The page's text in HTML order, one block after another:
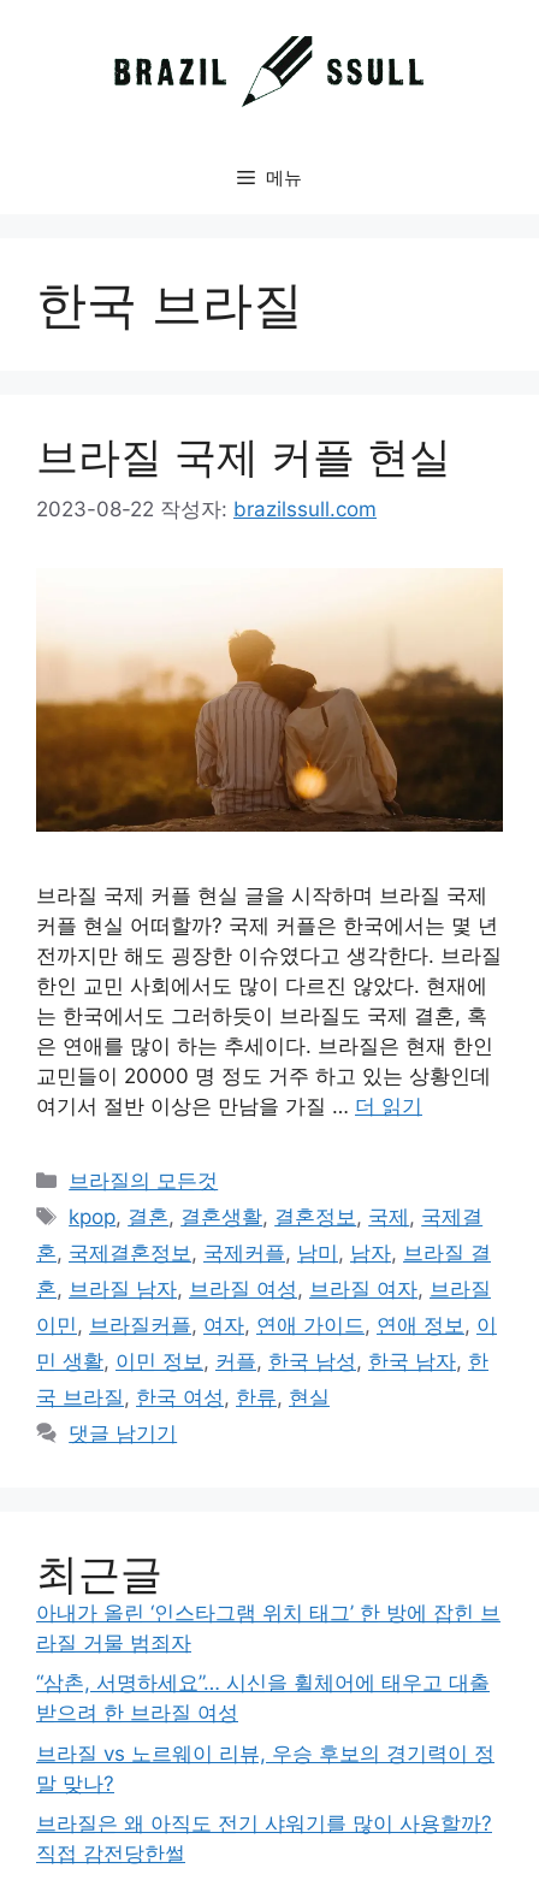
메뉴
한국 브라질
브라질 국제 커플 현실
2023-08-22 작성자: brazilssull.com
브라질 국제 커플 현실 글을 시작하며 브라질 국제
커플 현실 어떠할까? 국제 커플은 한국에서는 몇 년
전까지만 해도 굉장한 이슈였다고 생각한다. 브라질
한인 교민 사회에서도 많이 다르진 않았다. 현재에
는 한국에서도 그러하듯이 브라질도 국제 결혼, 혹
은 연애를 많이 하는 추세이다. 브라질은 현재 한인
교민들이 20000 명 정도 거주 하고 있는 상황인데
여기서 절반 이상은 만남을 가질 … 더 읽기
카
테
고
리
브라질의 모든것
태
그
kpop, 결혼, 결혼생활, 결혼정보 , 국제 , 국제결
혼, 국제결혼정보 , 국제커플, 남미 , 남자, 브라질 결
혼, 브라질 남자, 브라질 여성 , 브라질 여자, 브라질
이민 , 브라질커플, 여자, 연애 가이드 , 연애 정보 , 이
민 생활, 이민 정보 , 커플, 한국 남성 , 한국 남자, 한
국 브라질 , 한국 여성 , 한류, 현실
댓글 남기기
최근글
아내가 올린 ‘인스타그램 위치 태그’ 한 방에 잡힌 브
라질 거물 범죄자
“삼촌, 서명하세요”… 시신을 휠체어에 태우고 대출
받으려 한 브라질 여성
브라질 vs 노르웨이 리뷰, 우승 후보의 경기력이 정
말 맞나?
브라질은 왜 아직도 전기 샤워기를 많이 사용할까?
직접 감전당한썰